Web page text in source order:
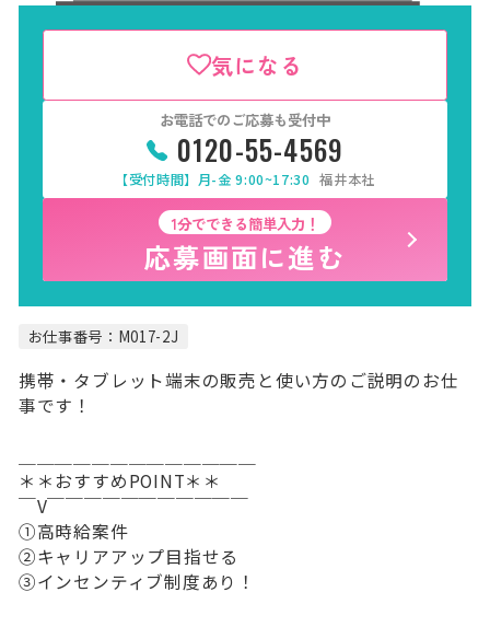
気になる
お電話でのご応募も受付中
0120-55-4569
【受付時間】月-金 9:00~17:30 福井本社
1分でできる簡単入力！
応募画面に進む
お仕事番号：M017-2J
携帯・タブレット端末の販売と使い方のご説明のお仕
事です！
＊＊おすすめPOINT＊＊
￣V￣￣￣￣￣￣￣￣￣￣￣
①高時給案件
②キャリアアップ目指せる
③インセンティブ制度あり！